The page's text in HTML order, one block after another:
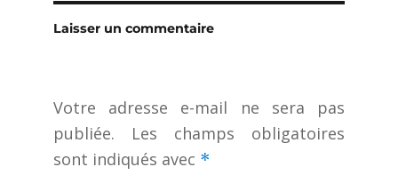
Laisser un commentaire
Votre adresse e-mail ne sera pas
publiée.
Les champs obligatoires
sont indiqués avec *